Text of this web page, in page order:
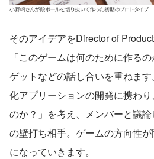
そのアイデアをDirector of
「このゲームは何のために作る
ゲットなどの話し合いを重ねま
化アプリーションの開発に携わ
のか？」を考え、メンバーと議
の壁打ち相手。ゲームの方向性
になっていきます。